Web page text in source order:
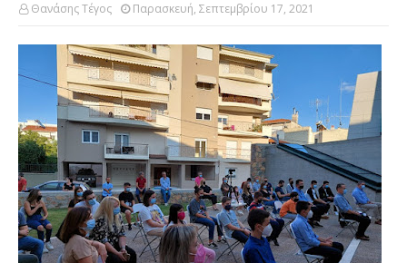
Θανάσης Τέγος Παρασκευή, Σεπτεμβρίου 17, 2021